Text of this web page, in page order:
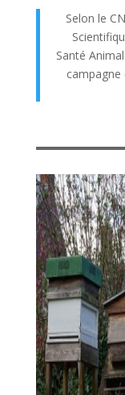
Selon le
Santé
campagne